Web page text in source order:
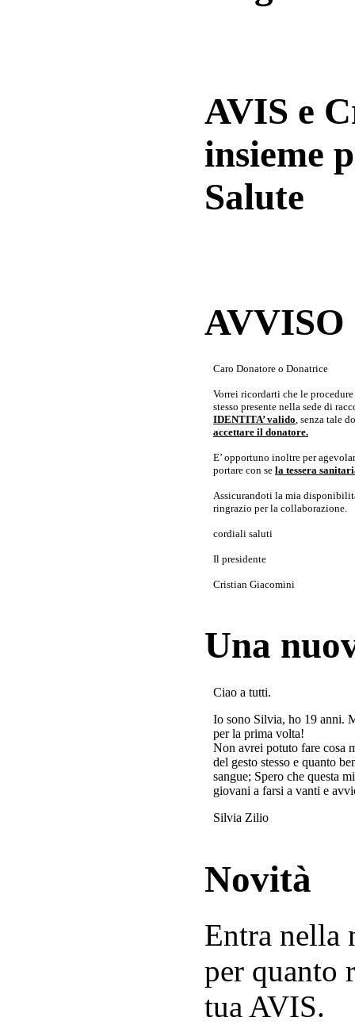
AVIS e
insieme
Salute
Caro Donatore o Donatrice
Vorrei ricordarti che le
stesso presente nella sede di
IDENTITA’ valido, senza tale
accettare il donatore.
E’ opportuno inoltre per
portare con se la tessera
Assicurandoti la mia
ringrazio per la collaborazione.
cordiali saluti
Il presidente
Cristian Giacomini
Una
Ciao a tutti.
Io sono Silvia, ho 19 anni.
per la prima volta!
Non avrei potuto fare cosa
del gesto stesso e quanto
sangue; Spero che questa
giovani a farsi a vanti e
Silvia Zilio
Novità
Entra nella
per quanto
tua AVIS.